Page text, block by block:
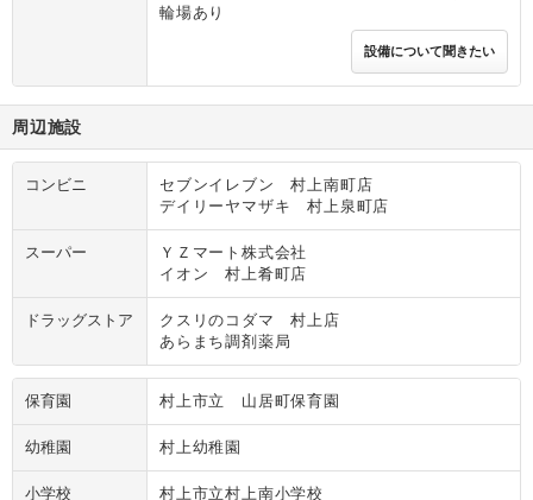
輪場あり
設備について聞きたい
周辺施設
コンビニ
セブンイレブン 村上南町店
デイリーヤマザキ 村上泉町店
スーパー
ＹＺマート株式会社
イオン 村上肴町店
ドラッグストア
クスリのコダマ 村上店
あらまち調剤薬局
保育園 村上市立 山居町保育園
幼稚園 村上幼稚園
小学校 村上市立村上南小学校